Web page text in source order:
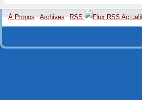
À Propos Archives RSS